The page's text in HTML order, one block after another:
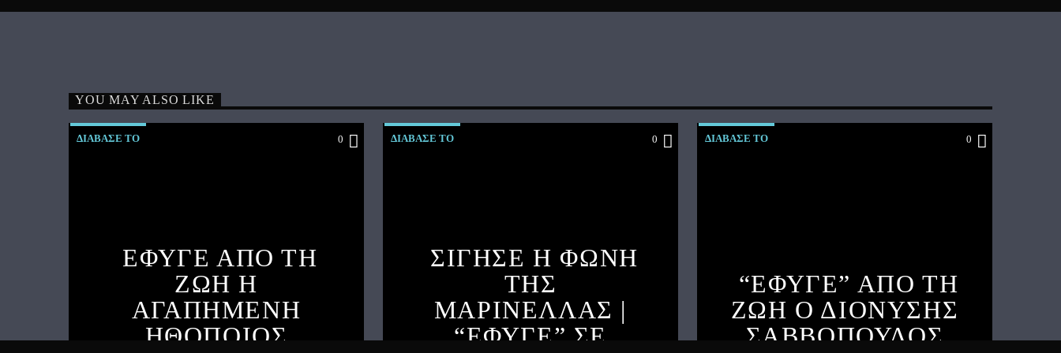
YOU MAY ALSO LIKE
ΔΙΑΒΑΣΕ ΤΟ 0
ΕΦΥΓΕ ΑΠΟ ΤΗ
ΖΩΗ Η
ΑΓΑΠΗΜΕΝΗ
ΗΘΟΠΟΙΟΣ
ΔΙΑΒΑΣΕ ΤΟ 0
ΣΙΓΗΣΕ Η ΦΩΝΗ
ΤΗΣ
ΜΑΡΙΝΕΛΛΑΣ |
“ΕΦΥΓΕ” ΣΕ
ΔΙΑΒΑΣΕ ΤΟ 0
“ΕΦΥΓΕ” ΑΠΟ ΤΗ
ΖΩΗ Ο ΔΙΟΝΥΣΗΣ
ΣΑΒΒΟΠΟΥΛΟΣ